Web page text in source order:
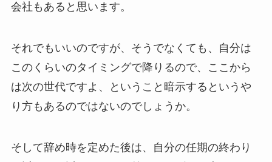
会社もあると思います。
それでもいいのですが、そうでなくても、自分は
このくらいのタイミングで降りるので、ここから
は次の世代ですよ、ということ暗示するというや
り方もあるのではないのでしょうか。
そして辞め時を定めた後は、自分の任期の終わり